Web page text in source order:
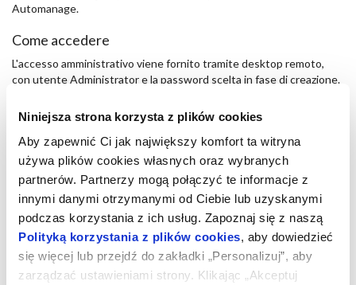
Niniejsza strona korzysta z plików cookies
Aby zapewnić Ci jak największy komfort ta witryna
używa plików cookies własnych oraz wybranych
partnerów. Partnerzy mogą połączyć te informacje z
innymi danymi otrzymanymi od Ciebie lub uzyskanymi
podczas korzystania z ich usług. Zapoznaj się z naszą
Polityką korzystania z plików cookies, aby dowiedzieć
się więcej lub przejdź do zakładki „Personalizuj”, aby
zarządzać ustawieniami strony. Klikając „Akceptuj
Automanage.
Come accedere
L'accesso amministrativo viene fornito tramite desktop remoto,
con utente Administrator e la password scelta in fase di creazione.
l'utente SA e la password scelta in fase di creazione, tramite
l'applicativo SQL Management Studio presente sulla macchina.
Configurazioni
Il firewall di windows è attivo con delle regole che bloccano il
traffico in ingresso al server sulle seguenti porte:
135 TCP UDP
137 TCP UDP
138 TCP UDP
139 TCP UDP